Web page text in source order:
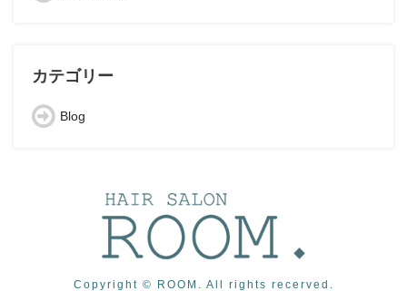
カテゴリー
Blog
Copyright © ROOM. All rights recerved.